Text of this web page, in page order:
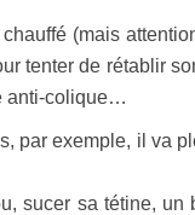
(mais
tenter de rétablir
anti-colique…
par exemple, il va
sucer sa tétine, un